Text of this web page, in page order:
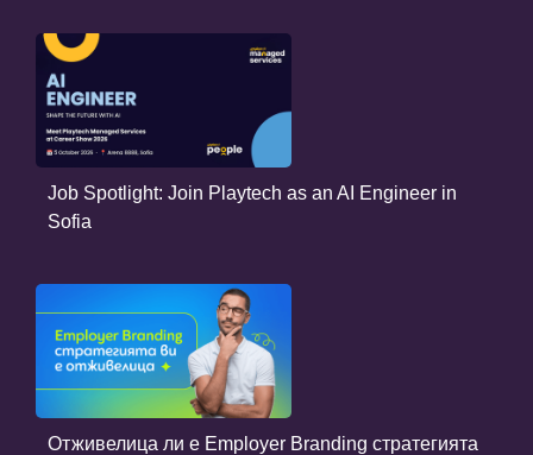
Job Spotlight: Join Playtech as an AI Engineer in
Sofia
Отживелица ли е Employer Branding стратегията